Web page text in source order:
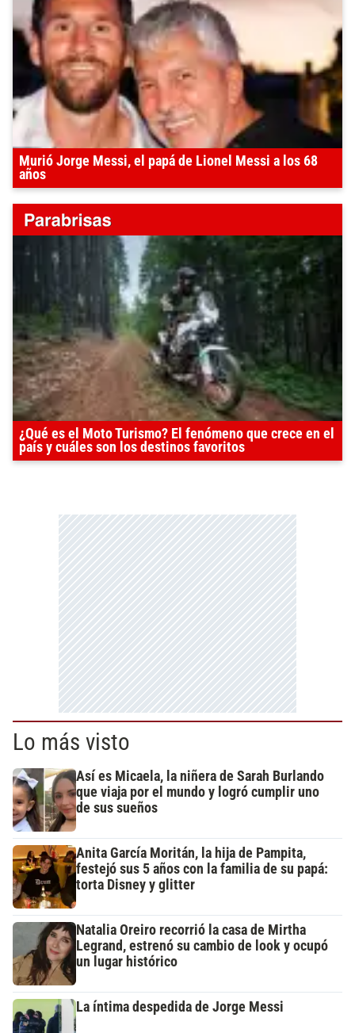
Murió Jorge Messi, el papá de Lionel Messi a los 68
años
¿Qué es el Moto Turismo? El fenómeno que crece en el
país y cuáles son los destinos favoritos
Lo más visto
Así es Micaela, la niñera de Sarah Burlando
que viaja por el mundo y logró cumplir uno
de sus sueños
Anita García Moritán, la hija de Pampita,
festejó sus 5 años con la familia de su papá:
torta Disney y glitter
Natalia Oreiro recorrió la casa de Mirtha
Legrand, estrenó su cambio de look y ocupó
un lugar histórico
La íntima despedida de Jorge Messi